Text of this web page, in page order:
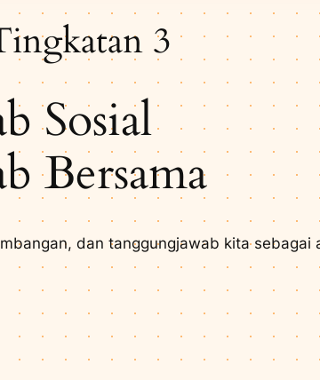
3
Sosial
Bersama
dan tanggungjawab kita